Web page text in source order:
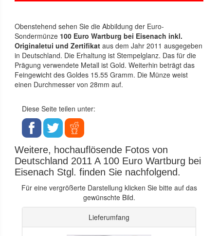
Obenstehend sehen Sie die Abbildung der Euro-
Sondermünze 100 Euro Wartburg bei Eisenach inkl.
Originaletui und Zertifikat aus dem Jahr 2011 ausgegeben
in Deutschland. Die Erhaltung ist Stempelglanz. Das für die
Prägung verwendete Metall ist Gold. Weiterhin beträgt das
Feingewicht des Goldes 15.55 Gramm. Die Münze weist
einen Durchmesser von 28mm auf.
Diese Seite teilen unter:
Weitere, hochauflösende Fotos von
Deutschland 2011 A 100 Euro Wartburg bei
Eisenach Stgl. finden Sie nachfolgend.
Für eine vergrößerte Darstellung klicken Sie bitte auf das
gewünschte Bild.
Lieferumfang